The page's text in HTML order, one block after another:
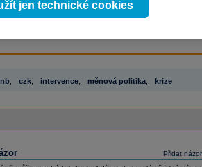
avaluace, ekonomickéfundamenty
, czk, intervence, měnová politika, krize
Přidat názor
jen technické cookies